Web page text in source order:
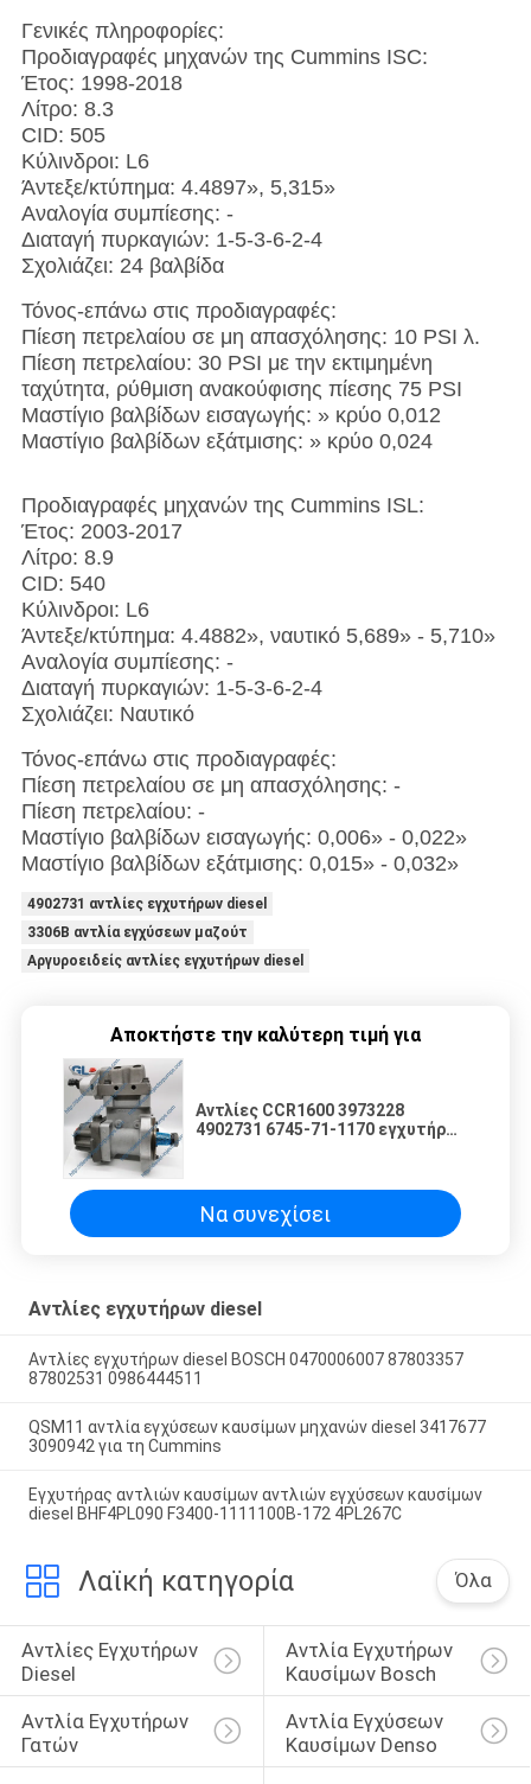
Γενικές πληροφορίες:
Προδιαγραφές μηχανών της Cummins ISC:
Έτος: 1998-2018
Λίτρο: 8.3
CID: 505
Κύλινδροι: L6
Άντεξε/κτύπημα: 4.4897», 5,315»
Αναλογία συμπίεσης: -
Διαταγή πυρκαγιών: 1-5-3-6-2-4
Σχολιάζει: 24 βαλβίδα
Τόνος-επάνω στις προδιαγραφές:
Πίεση πετρελαίου σε μη απασχόλησης: 10 PSI λ.
Πίεση πετρελαίου: 30 PSI με την εκτιμημένη
ταχύτητα, ρύθμιση ανακούφισης πίεσης 75 PSI
Μαστίγιο βαλβίδων εισαγωγής: » κρύο 0,012
Μαστίγιο βαλβίδων εξάτμισης: » κρύο 0,024
Προδιαγραφές μηχανών της Cummins ISL:
Έτος: 2003-2017
Λίτρο: 8.9
CID: 540
Κύλινδροι: L6
Άντεξε/κτύπημα: 4.4882», ναυτικό 5,689» - 5,710»
Αναλογία συμπίεσης: -
Διαταγή πυρκαγιών: 1-5-3-6-2-4
Σχολιάζει: Ναυτικό
Τόνος-επάνω στις προδιαγραφές:
Πίεση πετρελαίου σε μη απασχόλησης: -
Πίεση πετρελαίου: -
Μαστίγιο βαλβίδων εισαγωγής: 0,006» - 0,022»
Μαστίγιο βαλβίδων εξάτμισης: 0,015» - 0,032»
4902731 αντλίες εγχυτήρων diesel
3306B αντλία εγχύσεων μαζούτ
Αργυροειδείς αντλίες εγχυτήρων diesel
Αποκτήστε την καλύτερη τιμή για
Αντλίες CCR1600 3973228
4902731 6745-71-1170 εγχυτήρων
Να συνεχίσει
Αντλίες εγχυτήρων diesel
Αντλίες εγχυτήρων diesel BOSCH 0470006007 87803357
87802531 0986444511
QSM11 αντλία εγχύσεων καυσίμων μηχανών diesel 3417677
3090942 για τη Cummins
Εγχυτήρας αντλιών καυσίμων αντλιών εγχύσεων καυσίμων
diesel BHF4PL090 F3400-1111100B-172 4PL267C
Λαϊκή κατηγορία Όλα
Αντλίες Εγχυτήρων
Diesel
Αντλία Εγχυτήρων
Καυσίμων Bosch
Αντλία Εγχυτήρων
Γατών
Αντλία Εγχύσεων
Καυσίμων Denso